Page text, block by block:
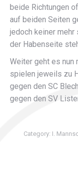
beide Richtungen
auf beiden Seiten
jedoch keiner mehr
der Habenseite
Weiter geht es nun
spielen jeweils zu
gegen den SC
gegen den SV
Category: I.